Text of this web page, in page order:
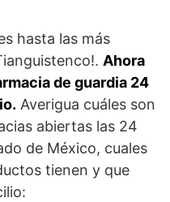
hasta las más
Ahora
de guardia 24
Averigua cuáles son
abiertas las 24
de México, cuales
tienen y que